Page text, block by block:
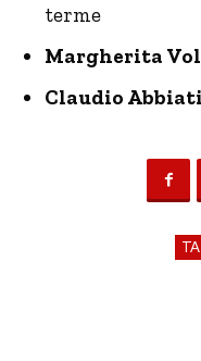
terme
Margherita
Claudio Abbiati